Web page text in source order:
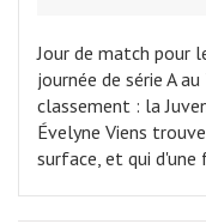
Jour de match pour
journée de série A
classement : la
Évelyne Viens
surface, et qui d'une